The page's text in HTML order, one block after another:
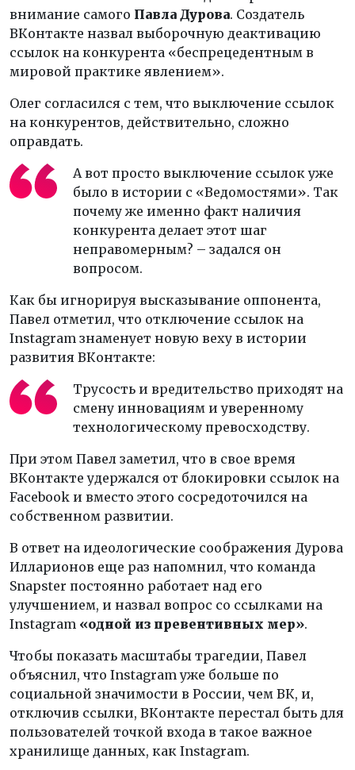
внимание самого Павла Дурова. Создатель
ВКонтакте назвал выборочную деактивацию
ссылок на конкурента «беспрецедентным в
мировой практике явлением».
Олег согласился с тем, что выключение ссылок
на конкурентов, действительно, сложно
оправдать.
А вот просто выключение ссылок уже
было в истории с «Ведомостями». Так
почему же именно факт наличия
конкурента делает этот шаг
неправомерным? – задался он
вопросом.
Как бы игнорируя высказывание оппонента,
Павел отметил, что отключение ссылок на
Instagram знаменует новую веху в истории
развития ВКонтакте:
Трусость и вредительство приходят на
смену инновациям и уверенному
технологическому превосходству.
При этом Павел заметил, что в свое время
ВКонтакте удержался от блокировки ссылок на
Facebook и вместо этого сосредоточился на
собственном развитии.
В ответ на идеологические соображения Дурова
Илларионов еще раз напомнил, что команда
Snapster постоянно работает над его
улучшением, и назвал вопрос со ссылками на
Instagram «одной из превентивных мер».
Чтобы показать масштабы трагедии, Павел
объяснил, что Instagram уже больше по
социальной значимости в России, чем ВК, и,
отключив ссылки, ВКонтакте перестал быть для
пользователей точкой входа в такое важное
хранилище данных, как Instagram.